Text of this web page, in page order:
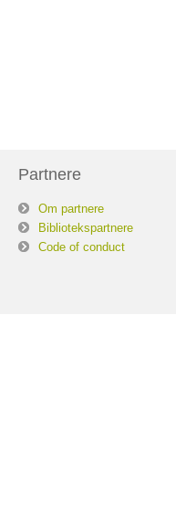
Partnere
Om partnere
Bibliotekspartnere
Code of conduct